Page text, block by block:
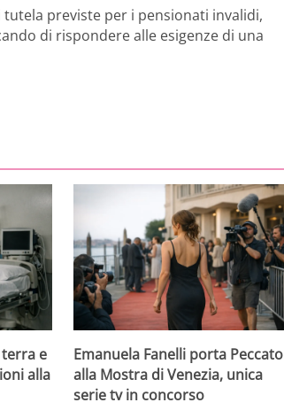
previste per i pensionati invalidi,
di rispondere alle esigenze di una
terra e
alla
Emanuela Fanelli porta Peccato
alla Mostra di Venezia, unica
serie tv in concorso